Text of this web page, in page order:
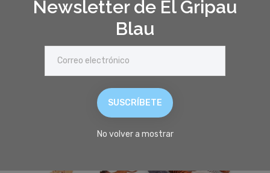
Newsletter de El Gripau
Blau
SUSCRÍBETE
No volver a mostrar
12,90 €
favorite_border